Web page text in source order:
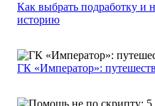
Как выбрать подработку и
историю
ГК «Император»: